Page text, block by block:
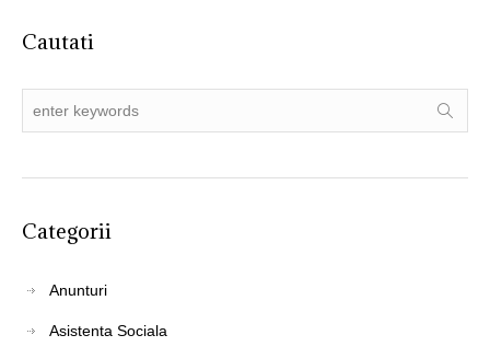
Cautati
Categorii
Anunturi
Asistenta Sociala